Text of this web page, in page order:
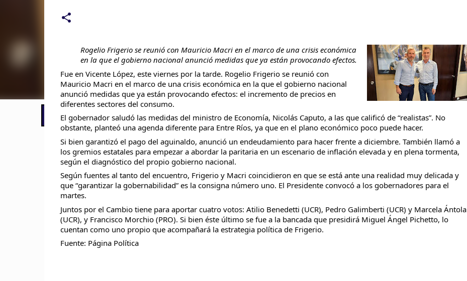
📢 LO ÚLTIMO El Gobierno postergó la reunión paritaria con estatales
Rogelio Frigerio se reunió con Mauricio Macri en el marco de una crisis económica
en la que el gobierno nacional anunció medidas que ya están provocando efectos.
Fue en Vicente López, este viernes por la tarde. Rogelio Frigerio se reunió con
Mauricio Macri en el marco de una crisis económica en la que el gobierno nacional
anunció medidas que ya están provocando efectos: el incremento de precios en
diferentes sectores del consumo.
El gobernador saludó las medidas del ministro de Economía, Nicolás Caputo, a las que calificó de “realistas”. No
obstante, planteó una agenda diferente para Entre Ríos, ya que en el plano económico poco puede hacer.
Si bien garantizó el pago del aguinaldo, anunció un endeudamiento para hacer frente a diciembre. También llamó a
los gremios estatales para empezar a abordar la paritaria en un escenario de inflación elevada y en plena tormenta,
según el diagnóstico del propio gobierno nacional.
Según fuentes al tanto del encuentro, Frigerio y Macri coincidieron en que se está ante una realidad muy delicada y
que “garantizar la gobernabilidad” es la consigna número uno. El Presidente convocó a los gobernadores para el
martes.
Juntos por el Cambio tiene para aportar cuatro votos: Atilio Benedetti (UCR), Pedro Galimberti (UCR) y Marcela Ántola
(UCR), y Francisco Morchio (PRO). Si bien éste último se fue a la bancada que presidirá Miguel Ángel Pichetto, lo
cuentan como uno propio que acompañará la estrategia política de Frigerio.
Fuente: Página Política